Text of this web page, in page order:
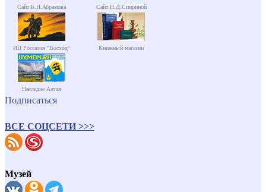
Сайт Б.Н.Абрамова Сайт Н.Д.Спириной
ИЦ Россазия "Восход" Книжный магазин
Наследие Алтая
Подписаться
ВСЕ СОЦСЕТИ >>>
Музей